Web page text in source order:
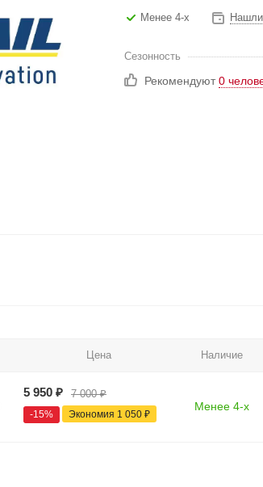
Менее 4-х
Сезонность
Рекомендуют0
Цена Наличие
5 950 ₽ 7 000₽
-15% Экономия 1 050 ₽
Менее 4-х